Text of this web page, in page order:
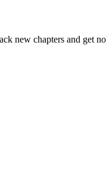
new chapters and get